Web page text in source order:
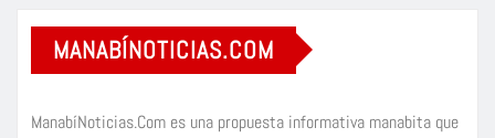
MANABÍNOTICIAS.COM
ManabíNoticias.Com es una propuesta informativa manabita que